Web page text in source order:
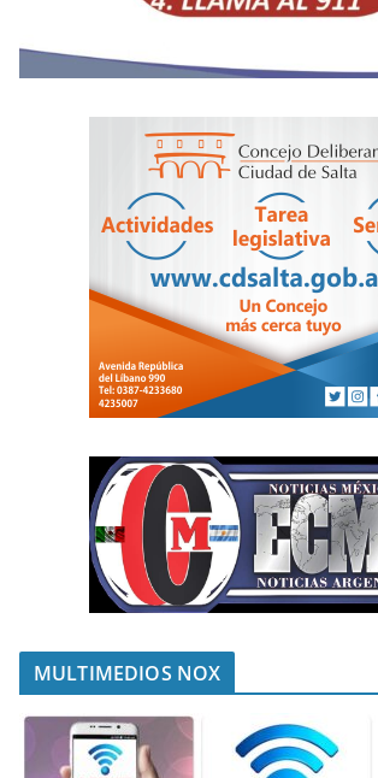
MULTIMEDIOS NOX